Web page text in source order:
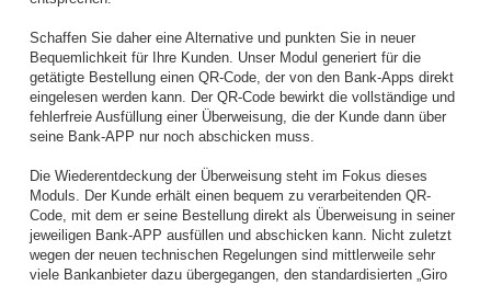
Schaffen Sie daher eine Alternative und punkten Sie in neuer
Bequemlichkeit für Ihre Kunden. Unser Modul generiert für die
getätigte Bestellung einen QR-Code, der von den Bank-Apps direkt
eingelesen werden kann. Der QR-Code bewirkt die vollständige und
fehlerfreie Ausfüllung einer Überweisung, die der Kunde dann über
seine Bank-APP nur noch abschicken muss.
Die Wiederentdeckung der Überweisung steht im Fokus dieses
Moduls. Der Kunde erhält einen bequem zu verarbeitenden QR-
Code, mit dem er seine Bestellung direkt als Überweisung in seiner
jeweiligen Bank-APP ausfüllen und abschicken kann. Nicht zuletzt
wegen der neuen technischen Regelungen sind mittlerweile sehr
viele Bankanbieter dazu übergegangen, den standardisierten „Giro